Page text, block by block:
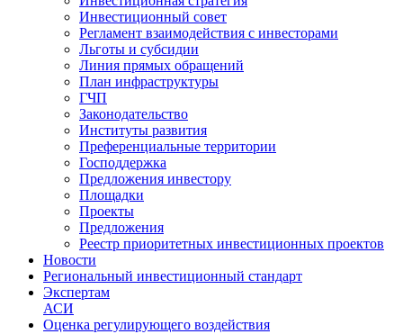
Инвестиционный совет
Регламент взаимодействия с инвесторами
Льготы и субсидии
Линия прямых обращений
План инфраструктуры
ГЧП
Законодательство
Институты развития
Преференциальные территории
Господдержка
Предложения инвестору
Площадки
Проекты
Предложения
Реестр приоритетных инвестиционных проектов
Новости
Региональный инвестиционный стандарт
Экспертам
АСИ
Оценка регулирующего воздействия